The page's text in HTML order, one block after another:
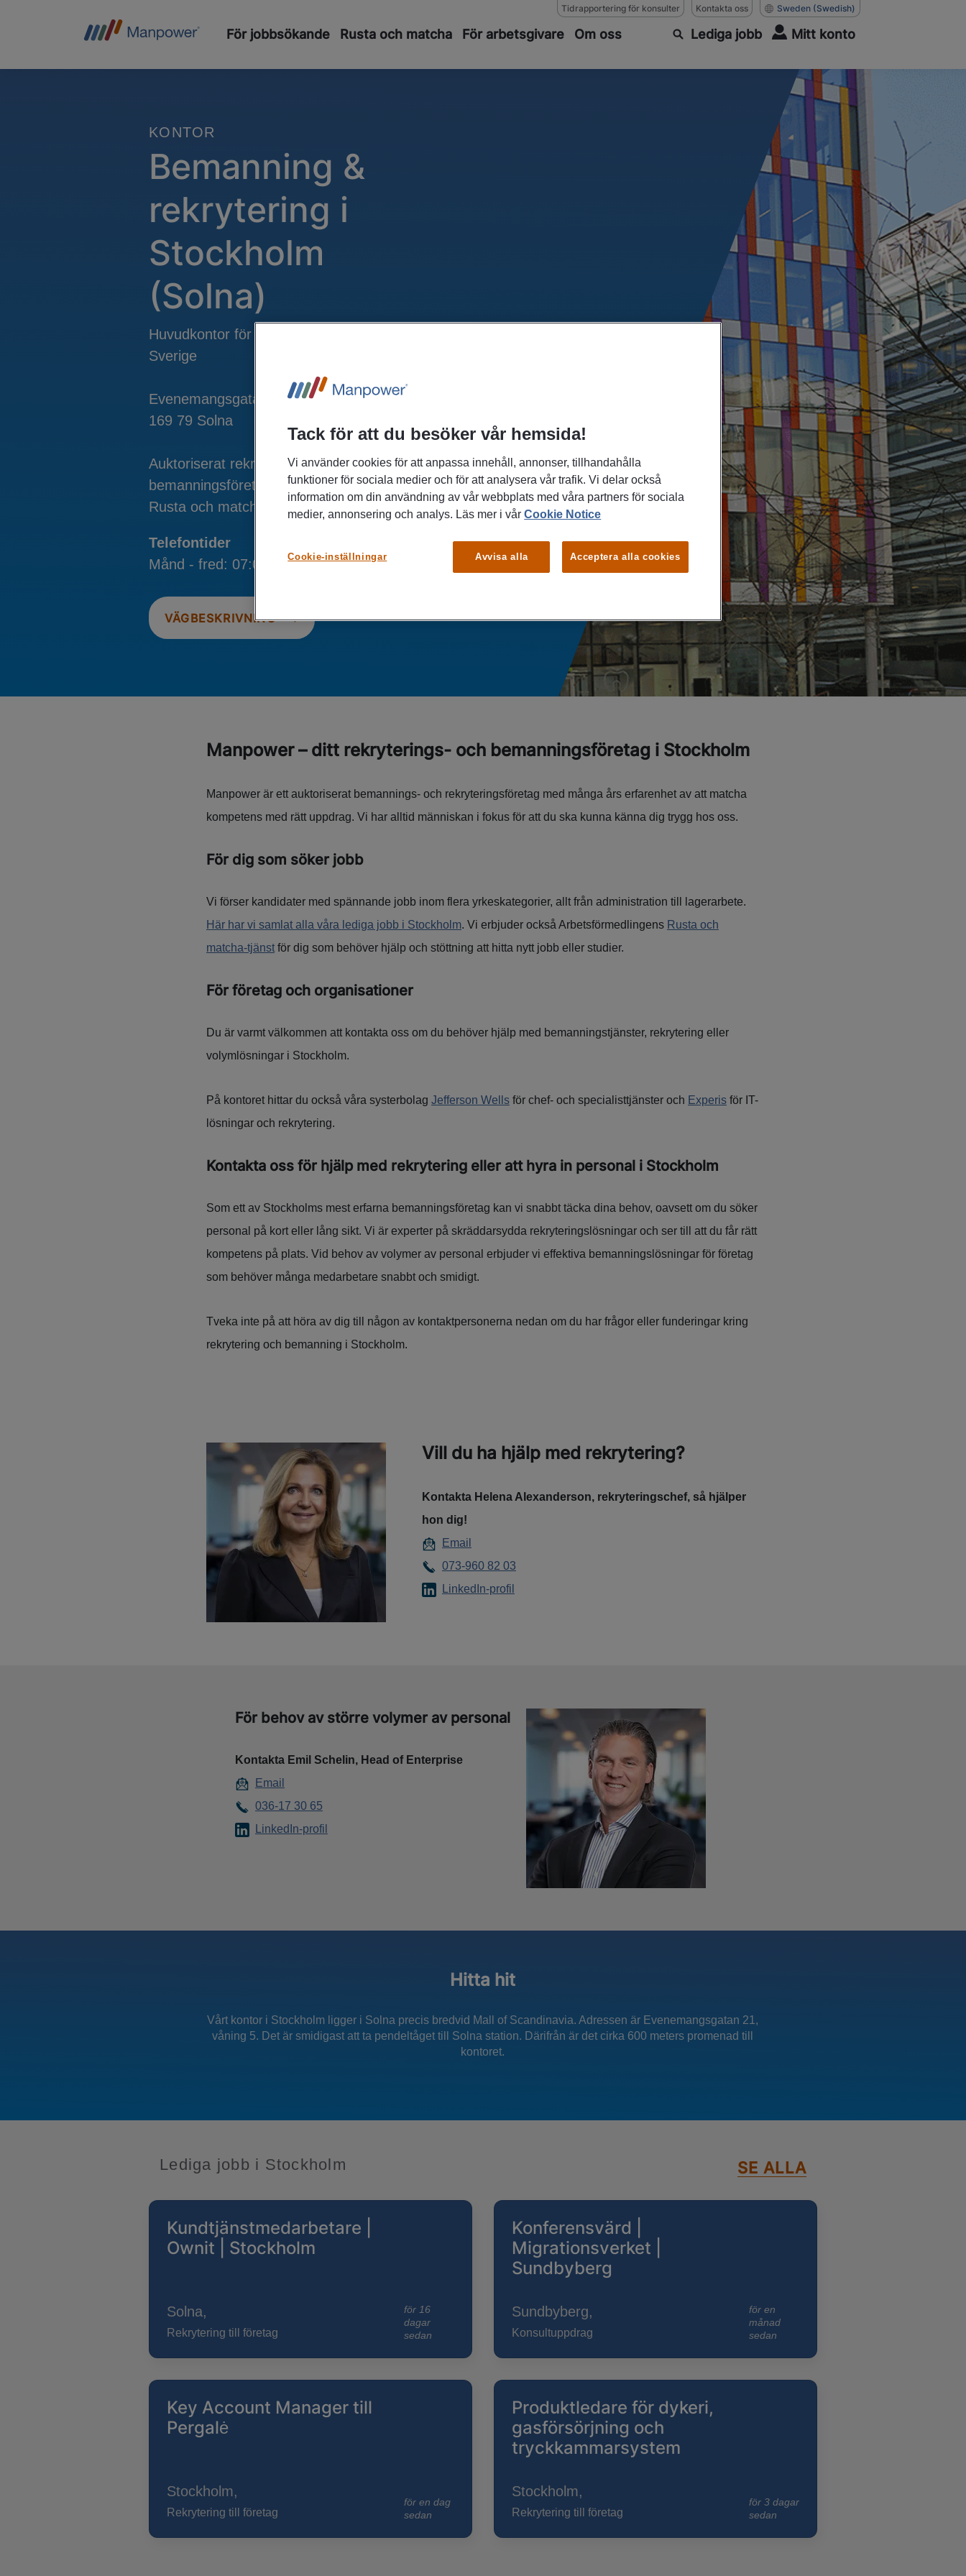
Tidrapportering för konsulter Kontakta oss Sweden (Swedish)
För jobbsökande Rusta och matcha För arbetsgivare Om oss Lediga jobb Mitt konto
KONTOR
Bemanning &
rekrytering i
Stockholm
(Solna)
Huvudkontor för ManpowerGroup i
Sverige
Evenemangsgatan 21, 5 tr
169 79 Solna
Auktoriserat rekryterings- &
bemanningsföretag och leverantör av
Rusta och matcha.
Telefontider
Månd - fred: 07:00 - 18:00
Telefonnummer
0771-55 99 10
VÄGBESKRIVNING
Manpower – ditt rekryterings- och bemanningsföretag i Stockholm
Manpower är ett auktoriserat bemannings- och rekryteringsföretag med många års erfarenhet av att matcha
kompetens med rätt uppdrag. Vi har alltid människan i fokus för att du ska kunna känna dig trygg hos oss.
För dig som söker jobb
Vi förser kandidater med spännande jobb inom flera yrkeskategorier, allt från administration till lagerarbete.
Här har vi samlat alla våra lediga jobb i Stockholm. Vi erbjuder också Arbetsförmedlingens Rusta och
matcha-tjänstför dig som behöver hjälp och stöttning att hitta nytt jobb eller studier.
För företag och organisationer
Du är varmt välkommen att kontakta oss om du behöver hjälp med bemanningstjänster, rekrytering eller
volymlösningar i Stockholm.
På kontoret hittar du också våra systerbolag Jefferson Wellsför chef- och specialisttjänster och Experisför IT-
lösningar och rekrytering.
Kontakta oss för hjälp med rekrytering eller att hyra in personal i Stockholm
Som ett av Stockholms mest erfarna bemanningsföretag kan vi snabbt täcka dina behov, oavsett om du söker
personal på kort eller lång sikt. Vi är experter på skräddarsydda rekryteringslösningar och ser till att du får rätt
kompetens på plats. Vid behov av volymer av personal erbjuder vi effektiva bemanningslösningar för företag
som behöver många medarbetare snabbt och smidigt.
Tveka inte på att höra av dig till någon av kontaktpersonerna nedan om du har frågor eller funderingar kring
rekrytering och bemanning i Stockholm.
Vill du ha hjälp med rekrytering?
Kontakta Helena Alexanderson, rekryteringschef, så hjälper
hon dig!
Email
073-960 82 03
LinkedIn-profil
För behov av större volymer av personal
Kontakta Emil Schelin, Head of Enterprise
Email
036-17 30 65
LinkedIn-profil
Hitta hit
Vårt kontor i Stockholm ligger i Solna precis bredvid Mall of Scandinavia. Adressen är Evenemangsgatan 21,
våning 5. Det är smidigast att ta pendeltåget till Solna station. Därifrån är det cirka 600 meters promenad till
kontoret.
Lediga jobb i Stockholm SE ALLA
Kundtjänstmedarbetare |
Ownit | Stockholm
Solna,
Rekrytering till företag
för 16
dagar
sedan
Konferensvärd |
Migrationsverket |
Sundbyberg
Sundbyberg,
Konsultuppdrag
för en
månad
sedan
Key Account Manager till
Pergalė
Stockholm,
Rekrytering till företag
för en dag
sedan
Produktledare för dykeri,
gasförsörjning och
tryckkammarsystem
Stockholm,
Rekrytering till företag
för 3 dagar
sedan
Tack för att du besöker vår hemsida!
Vi använder cookies för att anpassa innehåll, annonser, tillhandahålla
funktioner för sociala medier och för att analysera vår trafik. Vi delar också
information om din användning av vår webbplats med våra partners för sociala
medier, annonsering och analys. Läs mer i vårCookie Notice
Avvisa alla Acceptera alla cookies
Cookie-inställningar